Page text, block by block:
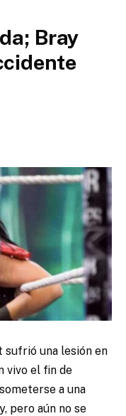
Bray
sufrió una lesión en
vivo el fin de
a una
pero aún no se